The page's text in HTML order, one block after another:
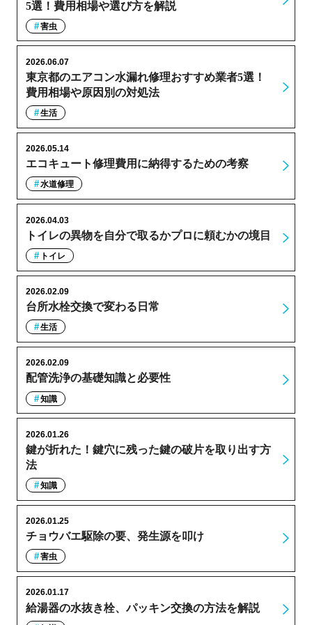
5選！費用相場や選び方を解説
害虫
東京都のエアコン水漏れ修理おすすめ業者5選！
費用相場や原因別の対処法
2026.06.07
生活
エコキュート修理費用に納得するための考察
2026.05.14
水道修理
トイレの異物を自分で取るかプロに頼むかの境目
2026.04.03
トイレ
台所水栓交換で変わる日常
2026.02.09
生活
配管洗浄の基礎知識と必要性
2026.02.09
知識
鍵が折れた！鍵穴に残った鍵の破片を取り出す方
法
2026.01.26
知識
チョウバエ駆除の要、発生源を叩け
2026.01.25
害虫
給湯器の水抜き栓、パッキン交換の方法を解説
2026.01.17